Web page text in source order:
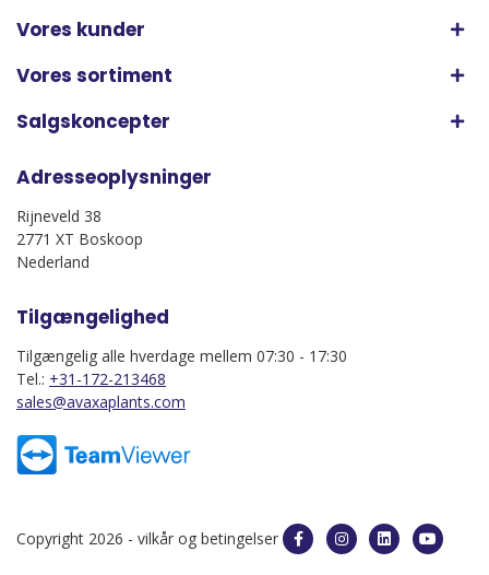
Vores kunder
Vores sortiment
Salgskoncepter
Adresseoplysninger
Rijneveld 38
2771 XT Boskoop
Nederland
Tilgængelighed
Tilgængelig alle hverdage mellem 07:30 - 17:30
Tel.: +31-172-213468
sales@avaxaplants.com
Copyright 2026 - vilkår og betingelser